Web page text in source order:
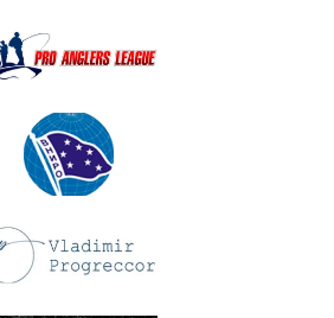
ПОДРОБНЕЕ
ПОДРОБНЕЕ
ПОДРОБНЕЕ